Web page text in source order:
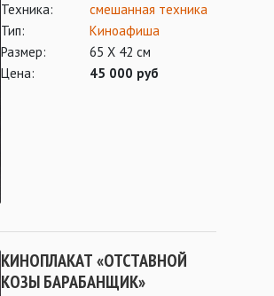
Техника:
смешанная техника
Тип:
Киноафиша
Размер:
65 Х 42 см
Цена:
45 000 руб
КИНОПЛАКАТ «ОТСТАВНОЙ
КОЗЫ БАРАБАНЩИК»